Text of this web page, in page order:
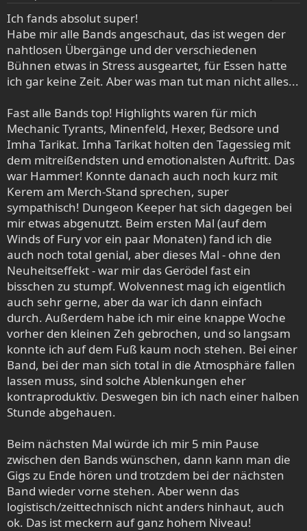
e
n
:
Ich fands absolut super!
Habe mir alle Bands angeschaut, das ist wegen der
nahtlosen Übergänge und der verschiedenen
Bühnen etwas in Stress ausgeartet, für Essen hatte
ich gar keine Zeit. Aber was man tut man nicht alles...
Fast alle Bands top! Highlights waren für mich
Mechanic Tyrants, Minenfeld, Hexer, Bedsore und
Imha Tarikat. Imha Tarikat holten den Tagessieg mit
dem mitreißendsten und emotionalsten Auftritt. Das
war Hammer! Konnte danach auch noch kurz mit
Kerem am Merch-Stand sprechen, super
sympathisch! Dungeon Keeper hat sich dagegen bei
mir etwas abgenutzt. Beim ersten Mal (auf dem
Winds of Fury vor ein paar Monaten) fand ich die
auch noch total genial, aber dieses Mal - ohne den
Neuheitseffekt - war mir das Gerödel fast ein
bisschen zu stumpf. Wolvennest mag ich eigentlich
auch sehr gerne, aber da war ich dann einfach
durch. Außerdem habe ich mir eine knappe Woche
vorher den kleinen Zeh gebrochen, und so langsam
konnte ich auf dem Fuß kaum noch stehen. Bei einer
Band, bei der man sich total in die Atmosphäre fallen
lassen muss, sind solche Ablenkungen eher
kontraproduktiv. Deswegen bin ich nach einer halben
Stunde abgehauen.
Beim nächsten Mal würde ich mir 5 min Pause
zwischen den Bands wünschen, dann kann man die
Gigs zu Ende hören und trotzdem bei der nächsten
Band wieder vorne stehen. Aber wenn das
logistisch/zeittechnisch nicht anders hinhaut, auch
ok. Das ist meckern auf ganz hohem Niveau!